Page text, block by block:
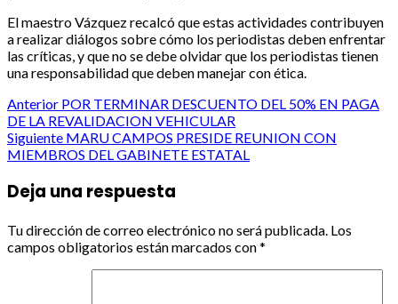
El maestro Vázquez recalcó que estas actividades contribuyen
a realizar diálogos sobre cómo los periodistas deben enfrentar
las críticas, y que no se debe olvidar que los periodistas tienen
una responsabilidad que deben manejar con ética.
Post
navigation
Anterior POR TERMINAR DESCUENTO DEL 50% EN PAGA
DE LA REVALIDACION VEHICULAR
Siguiente MARU CAMPOS PRESIDE REUNION CON
MIEMBROS DEL GABINETE ESTATAL
Deja una respuesta
Tu dirección de correo electrónico no será publicada. Los
campos obligatorios están marcados con*